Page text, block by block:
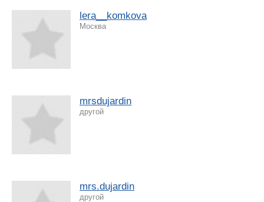
lera__komkova
Москва
mrsdujardin
другой
mrs.dujardin
другой